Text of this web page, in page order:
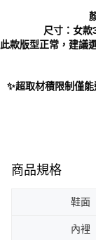
尺寸：女
此款版型正常，建議
✨超取材積限制僅
商品規格
鞋面
內裡